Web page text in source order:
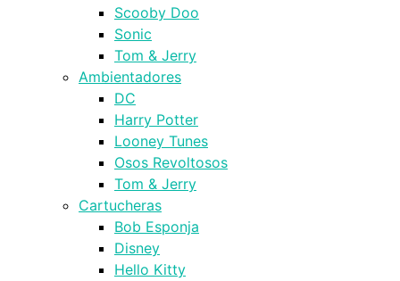
Scooby Doo
Sonic
Tom & Jerry
Ambientadores
DC
Harry Potter
Looney Tunes
Osos Revoltosos
Tom & Jerry
Cartucheras
Bob Esponja
Disney
Hello Kitty